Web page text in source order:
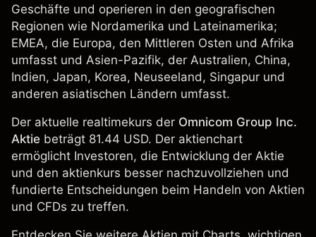
Geschäfte und operieren in den geografischen
Regionen wie Nordamerika und Lateinamerika;
EMEA, die Europa, den Mittleren Osten und Afrika
umfasst und Asien-Pazifik, der Australien, China,
Indien, Japan, Korea, Neuseeland, Singapur und
anderen asiatischen Ländern umfasst.
Der aktuelle realtimekurs der Omnicom Group Inc.
Aktie beträgt 81.44 USD. Der aktienchart
ermöglicht Investoren, die Entwicklung der Aktie
und den aktienkurs besser nachzuvollziehen und
fundierte Entscheidungen beim Handeln von Aktien
und CFDs zu treffen.